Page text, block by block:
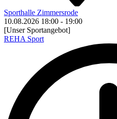
Sporthalle Zimmersrode
10.08.2026 18:00 - 19:00
[Unser Sportangebot]
REHA Sport